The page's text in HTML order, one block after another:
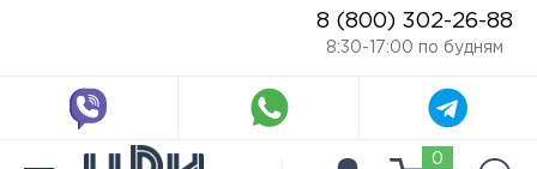
8 (800) 302-26-88
8:30-17:00 по будням
0